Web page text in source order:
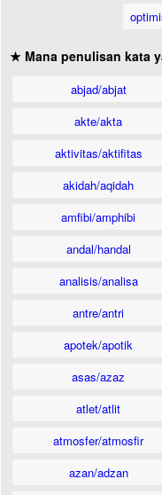
★ Mana penulisan kata
abjad/abjat
akte/akta
aktivitas/aktifitas
akidah/aqidah
amfibi/amphibi
andal/handal
analisis/analisa
antre/antri
apotek/apotik
asas/azaz
atlet/atlit
atmosfer/atmosfir
azan/adzan